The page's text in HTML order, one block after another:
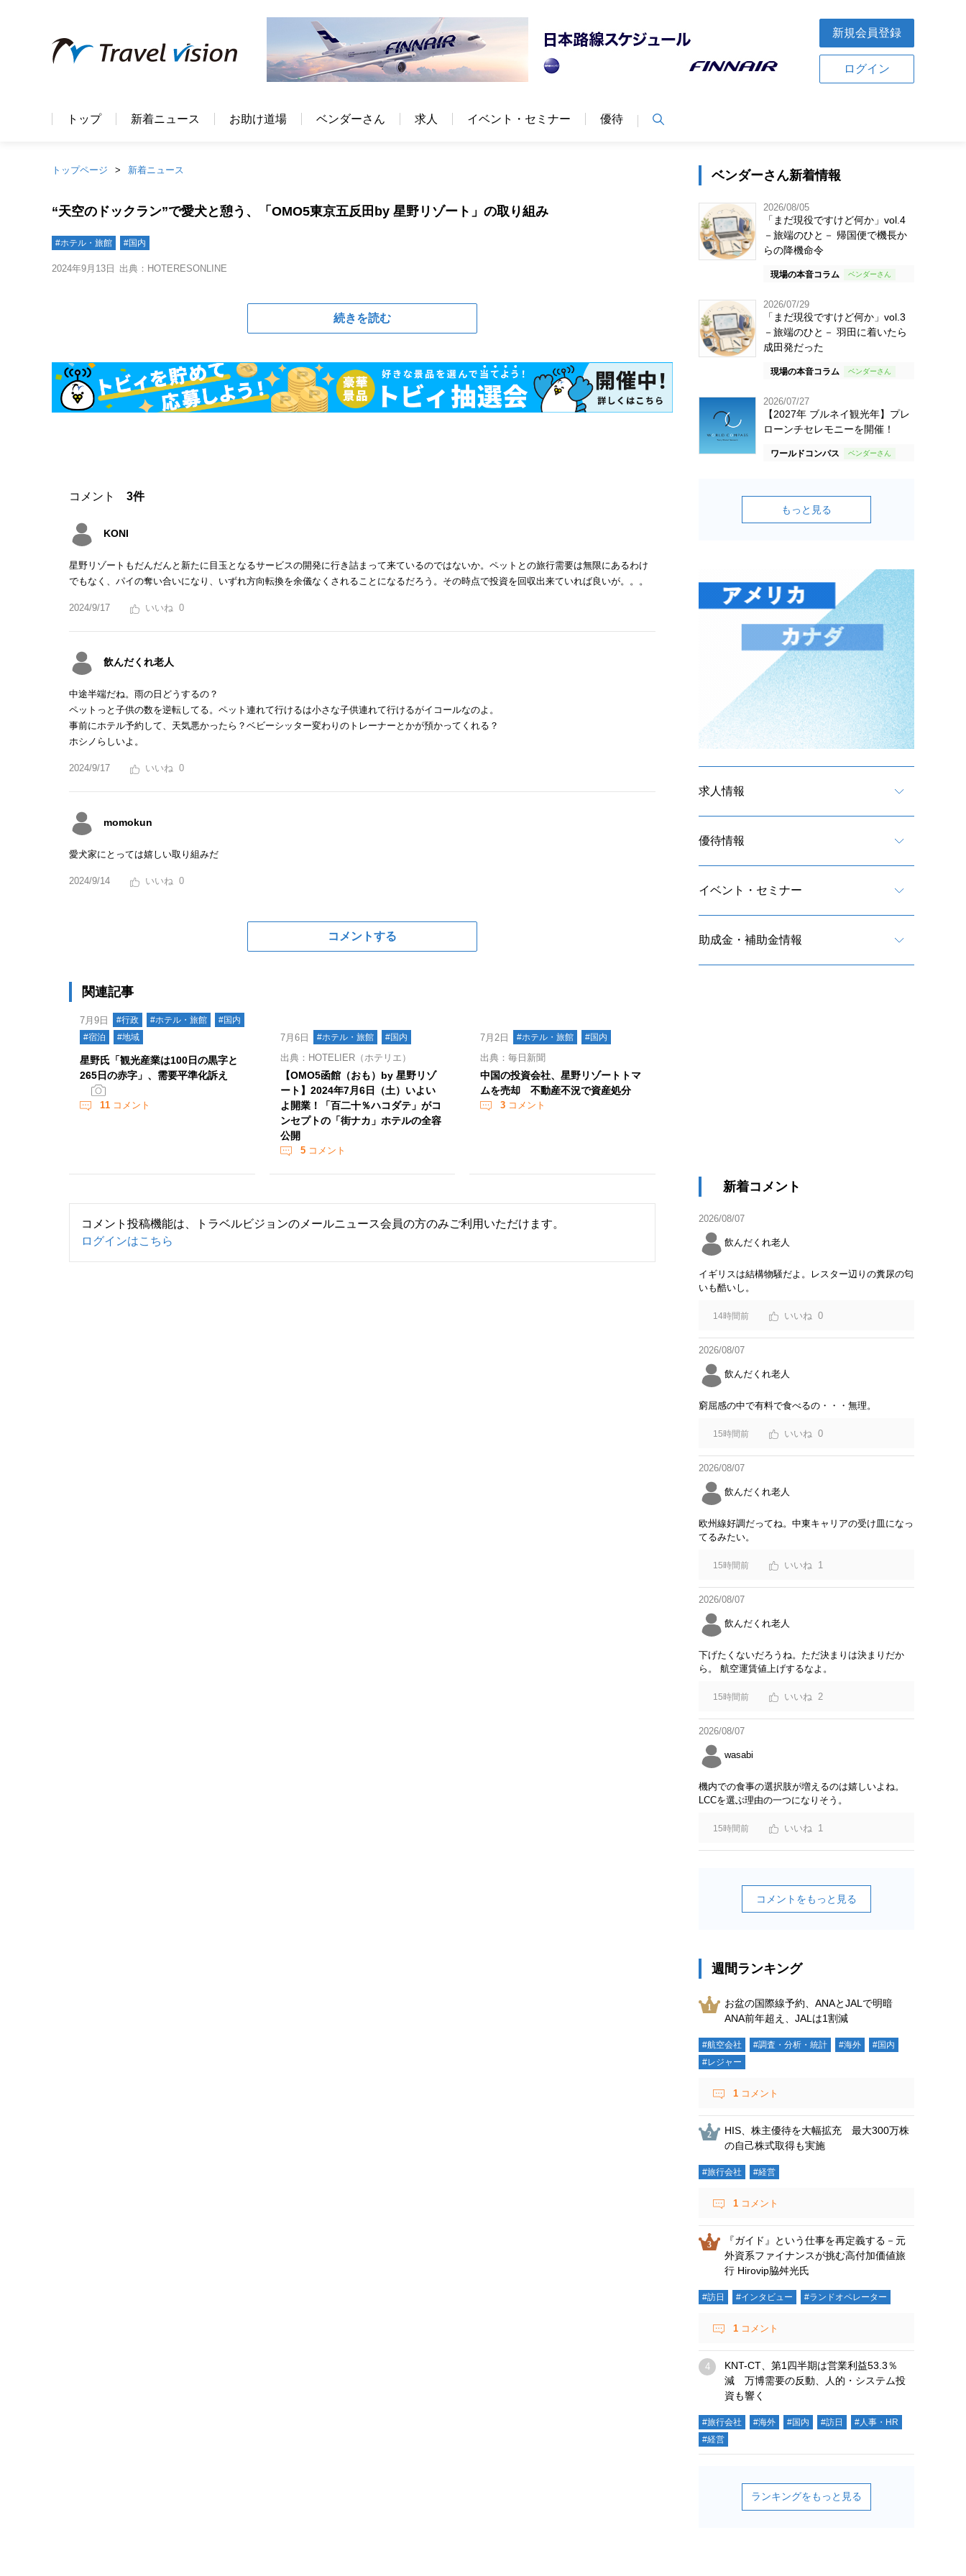
新規会員登録
ログイン
トップ 新着ニュース お助け道場 ベンダーさん 求人 イベント・セミナー 優待
トップページ 新着ニュース
“天空のドックラン”で愛犬と憩う、「OMO5東京五反田by 星野リゾート」の取り組み
#ホテル・旅館 #国内
2024年9月13日 出典：HOTERESONLINE
続きを読む
コメント 3件
KONI
星野リゾートもだんだんと新たに目玉となるサービスの開発に行き詰まって来ているのではないか。ペットとの旅行需要は無限にあるわけ
でもなく、パイの奪い合いになり、いずれ方向転換を余儀なくされることになるだろう。その時点で投資を回収出来ていれば良いが。。。
2024/9/17 0
飲んだくれ老人
中途半端だね。雨の日どうするの？
ペットっと子供の数を逆転してる。ペット連れて行けるは小さな子供連れて行けるがイコールなのよ。
事前にホテル予約して、天気悪かったら？ベビーシッター変わりのトレーナーとかが預かってくれる？
ホシノらしいよ。
2024/9/17 0
momokun
愛犬家にとっては嬉しい取り組みだ
2024/9/14 0
コメントする
関連記事
7月9日 #行政 #ホテル・旅館
#国内
#宿泊
#地域
星野氏「観光産業は100日の黒字と
265日の赤字」、需要平準化訴え
11 コメント
7月6日 #ホテル・旅館 #国内
出典：HOTELIER（ホテリエ）
【OMO5函館（おも）by 星野リゾ
ート】2024年7月6日（土）いよい
よ開業！「百二十％ハコダテ」がコ
ンセプトの「街ナカ」ホテルの全容
公開
5コメント
7月2日 #ホテル・旅館 #国内
出典：毎日新聞
中国の投資会社、星野リゾートトマ
ムを売却 不動産不況で資産処分
3 コメント
コメント投稿機能は、トラベルビジョンのメールニュース会員の方のみご利用いただけます。
ログインはこちら
ベンダーさん新着情報
2026/08/05
「まだ現役ですけど何か」vol.4
－旅端のひと－ 帰国便で機長か
らの降機命令
現場の本音コラム
2026/07/29
「まだ現役ですけど何か」vol.3
－旅端のひと－ 羽田に着いたら
成田発だった
現場の本音コラム
2026/07/27
【2027年 ブルネイ観光年】プレ
ローンチセレモニーを開催！
ワールドコンパス
もっと見る
求人情報
優待情報
イベント・セミナー
助成金・補助金情報
新着コメント
2026/08/07
飲んだくれ老人
イギリスは結構物騒だよ。レスター辺りの糞尿の匂
いも酷いし。
14時間前 0
2026/08/07
飲んだくれ老人
窮屈感の中で有料で食べるの・・・無理。
15時間前 0
2026/08/07
飲んだくれ老人
欧州線好調だってね。中東キャリアの受け皿になっ
てるみたい。
15時間前 1
2026/08/07
飲んだくれ老人
下げたくないだろうね。ただ決まりは決まりだか
ら。 航空運賃値上げするなよ。
15時間前 2
2026/08/07
wasabi
機内での食事の選択肢が増えるのは嬉しいよね。
LCCを選ぶ理由の一つになりそう。
15時間前 1
コメントをもっと見る
週間ランキング
お盆の国際線予約、ANAとJALで明暗
ANA前年超え、JALは1割減
#航空会社 #調査・分析・統計 #海外
#国内
#レジャー
1 コメント
HIS、株主優待を大幅拡充 最大300万株
の自己株式取得も実施
#旅行会社 #経営
1 コメント
『ガイド』という仕事を再定義する－元
外資系ファイナンスが挑む高付加価値旅
行 Hirovip脇舛光氏
#訪日 #インタビュー #ランドオペレーター
1 コメント
KNT-CT、第1四半期は営業利益53.3％
減 万博需要の反動、人的・システム投
資も響く
#旅行会社 #海外 #国内 #訪日
#人事・HR
#経営